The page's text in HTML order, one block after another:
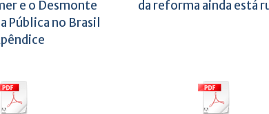
e o Desmonte
Pública no Brasil
da reforma ainda está